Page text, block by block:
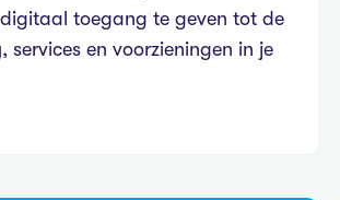
toegang te geven tot de
services en voorzieningen in je